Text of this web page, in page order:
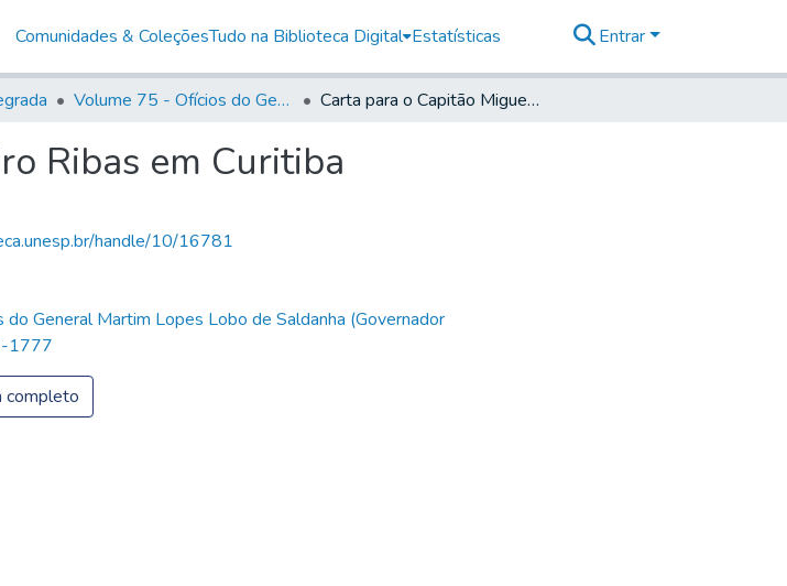
Comunidades & ColeçõesTudo na Biblioteca Digital Estatísticas Entrar
Volume 75 - Ofícios do General Martim Lopes Lobo de Saldanha (Governador da Capitania): 1776-1777 Carta para o Capitão Miguel Ribeiro Ribas em Curitiba
Ribas em Curitiba
handle/10/16781
General Martim Lopes Lobo de Saldanha (Governador
1777
completo